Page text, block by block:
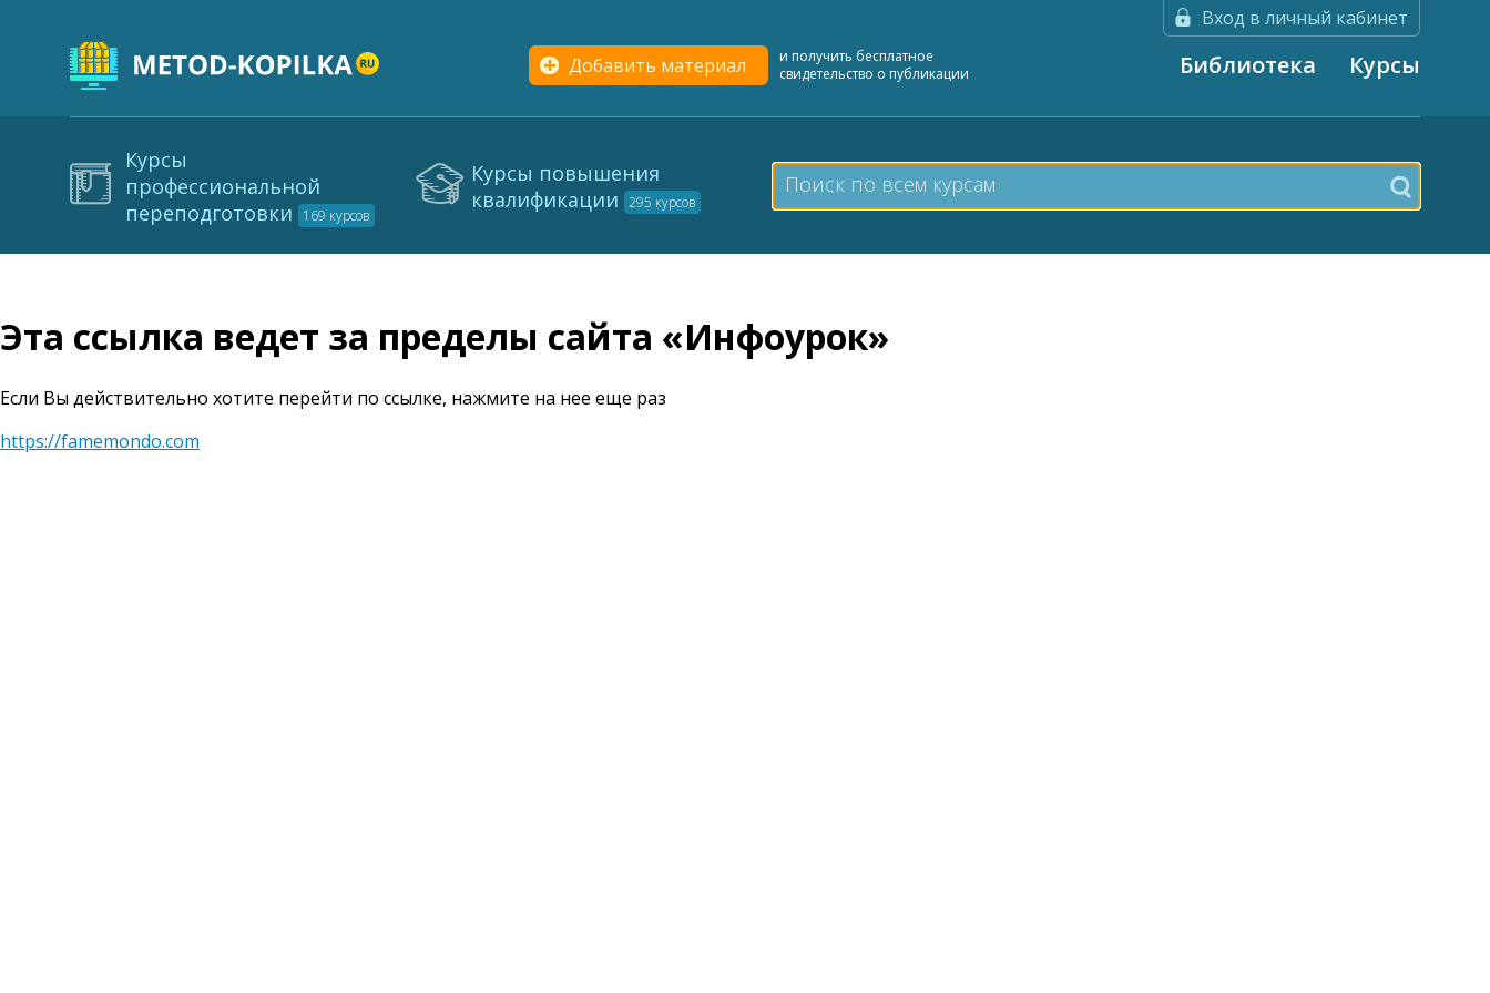
Вход в личный кабинет
Добавить материал
и получить бесплатное
свидетельство о публикации
Библиотека Курсы
Курсы
профессиональной
переподготовки
169 курсов
Курсы повышения
квалификации 295 курсов
Эта ссылка ведет за пределы сайта «Инфоурок»
Если Вы действительно хотите перейти по ссылке, нажмите на нее еще раз
https://famemondo.com